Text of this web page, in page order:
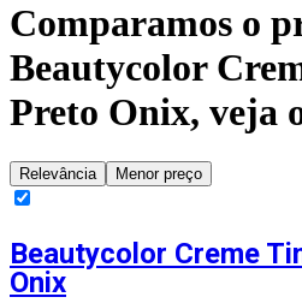
Comparamos o
Beautycolor
Preto Onix, veja
Relevância Menor preço
Beautycolor Creme
Onix